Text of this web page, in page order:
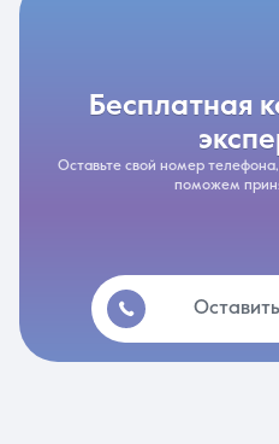
бесплатная консультация
Оставьте свой номер
поможем